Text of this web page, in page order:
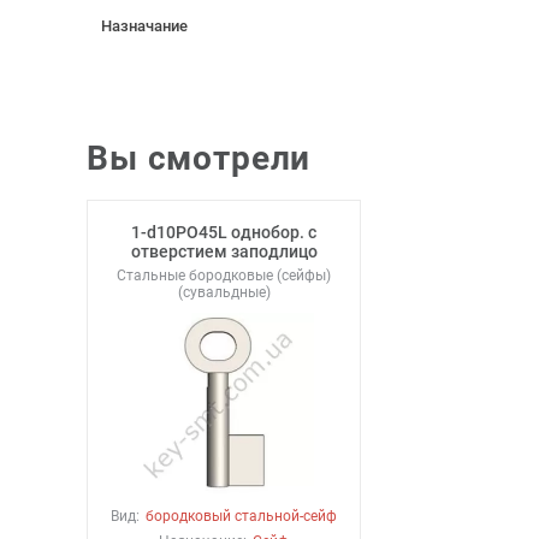
Назначание
Вы смотрели
1-d10РО45L однобор. с
отверстием заподлицо
Стальные бородковые (сейфы)
(сувальдные)
Вид: бородковый стальной-сейф